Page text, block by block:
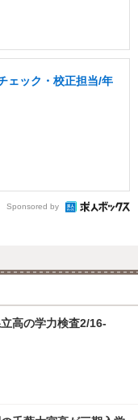
ェック・校正担当/年
Sponsored by
高の学力検査2/16-